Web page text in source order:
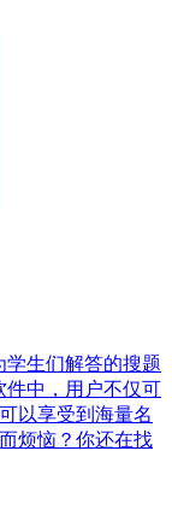
学生们解答的搜题
件中，用户不仅可
以享受到海量名
烦恼？你还在找